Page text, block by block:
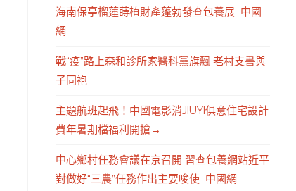
海南保亭榴蓮蒔植財產蓬勃發查包養展_中國
網
戰“疫”路上森和診所家醫科黨旗飄 老村支書與
子同袍
主題航班起飛！中國電影消JIUYI俱意住宅設計
費年暑期檔福利開搶→
中心鄉村任務會議在京召開 習查包養網站近平
對做好“三農”任務作出主要唆使_中國網